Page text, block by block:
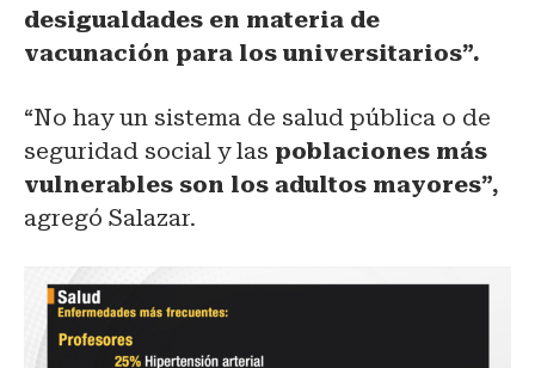
desigualdades en materia de
vacunación para los universitarios”.
“No hay un sistema de salud pública o de
seguridad social y las poblaciones más
vulnerables son los adultos mayores”,
agregó Salazar.